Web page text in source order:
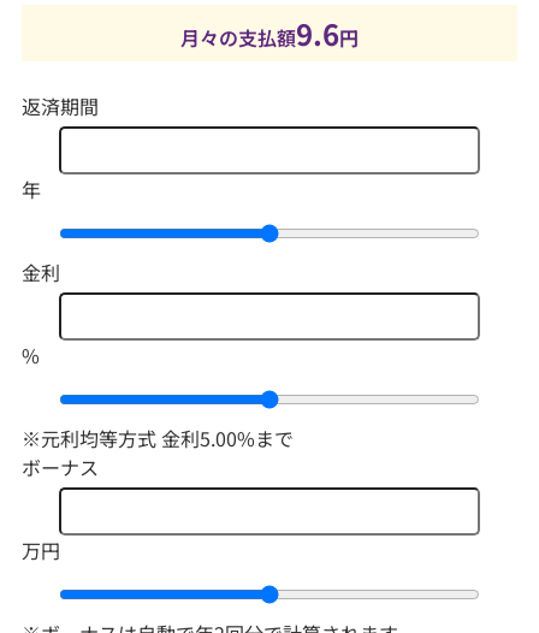
月々の支払額9.6円
返済期間
年
金利
%
※元利均等方式 金利5.00%まで
ボーナス
万円